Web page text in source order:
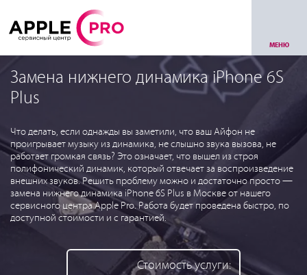
МЕНЮ
Замена нижнего динамика iPhone 6S
Plus
Что делать, если однажды вы заметили, что ваш Айфон не
проигрывает музыку из динамика, не слышно звука вызова, не
работает громкая связь? Это означает, что вышел из строя
полифонический динамик, который отвечает за воспроизведение
внешних звуков. Решить проблему можно и достаточно просто —
замена нижнего динамика iPhone 6S Plus в Москве от нашего
сервисного центра Apple Pro. Работа будет проведена быстро, по
доступной стоимости и с гарантией.
Стоимость услуги: